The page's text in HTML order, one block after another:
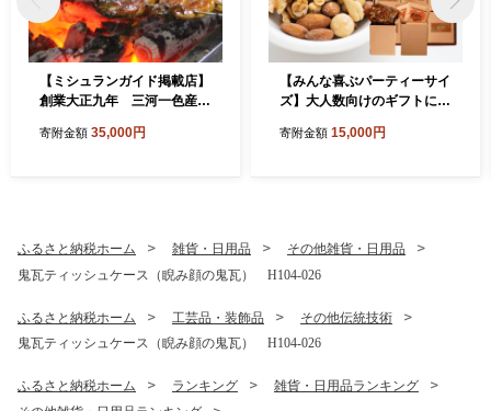
【ミシュランガイド掲載店】
創業大正九年 三河一色産鰻
白焼1尾、肝焼２ｐ） 日本料
ピート H007-103
寄附金額 35,000円
【みんな喜ぶパーティーサイ
ズ】大人数向けのギフトに最
ナッツ15P＆こだわりの低温
リップコーヒー H059-125
寄附金額 15,000円
ふるさと納税ホーム 雑貨・日用品
その他雑貨・日用品
鬼瓦ティッシュケース（睨み顔の鬼瓦） H104-026
ふるさと納税ホーム 工芸品・装飾品
その他伝統技術
鬼瓦ティッシュケース（睨み顔の鬼瓦） H104-026
ふるさと納税ホーム ランキング
雑貨・日用品ランキング